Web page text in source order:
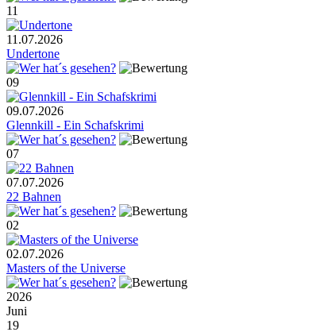
11
11.07.2026
Undertone
09
09.07.2026
Glennkill - Ein Schafskrimi
07
07.07.2026
22 Bahnen
02
02.07.2026
Masters of the Universe
2026
Juni
19